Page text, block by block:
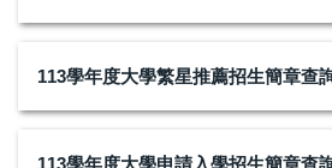
113學年度大學繁星推薦招生簡章查
113學年度大學申請入學招生簡章查